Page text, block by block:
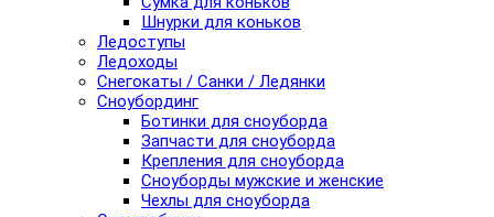
Шнурки для коньков
Ледоступы
Ледоходы
Снегокаты / Санки / Ледянки
Сноубординг
Ботинки для сноуборда
Запчасти для сноуборда
Крепления для сноуборда
Сноуборды мужские и женские
Чехлы для сноуборда